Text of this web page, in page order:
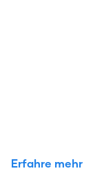
Erfahre mehr